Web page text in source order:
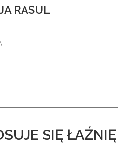
RASUL
SIĘ ŁAŹNIĘ